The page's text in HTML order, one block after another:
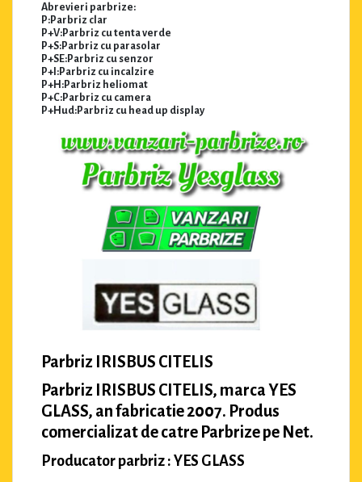
Abrevieri parbrize:
P:Parbriz clar
P+V:Parbriz cu tenta verde
P+S:Parbriz cu parasolar
P+SE:Parbriz cu senzor
P+I:Parbriz cu incalzire
P+H:Parbriz heliomat
P+C:Parbriz cu camera
P+Hud:Parbriz cu head up display
Parbriz IRISBUS CITELIS
Parbriz IRISBUS CITELIS, marca YES
GLASS, an fabricatie 2007. Produs
comercializat de catre Parbrize pe Net.
Producator parbriz : YES GLASS